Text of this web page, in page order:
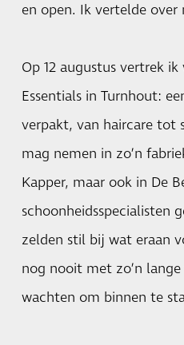
en open. Ik vertelde
Op 12 augustus vertrek
Essentials in Turnhout:
verpakt, van haircare tot
mag nemen in zo’n
Kapper, maar ook in De
schoonheidsspecialisten
zelden stil bij wat eraan
nog nooit met zo’n
wachten om binnen te